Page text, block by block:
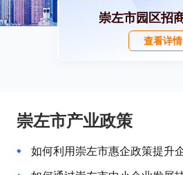
崇左市园区招
查看详
崇左市产业政策
如何利用崇左市惠企政策提升